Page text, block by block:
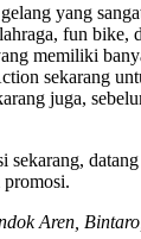
yang
fun bike,
memiliki
sekarang
juga,
sekarang,
Aren,